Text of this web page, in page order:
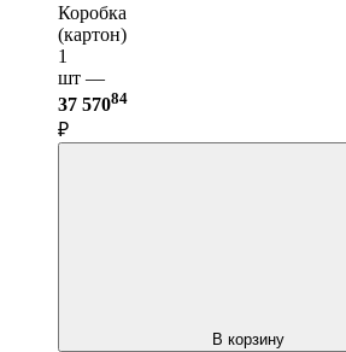
Коробка
(картон)
1
шт —
37 57084
₽
В корзину